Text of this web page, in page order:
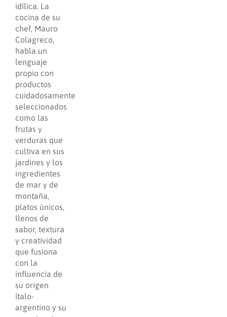
idílica. La
cocina de su
chef, Mauro
Colagreco,
habla un
lenguaje
propio con
productos
cuidadosamente
seleccionados
como las
frutas y
verduras que
cultiva en sus
jardines y los
ingredientes
de mar y de
montaña,
platos únicos,
llenos de
sabor, textura
y creatividad
que fusiona
con la
influencia de
su origen
ítalo-
argentino y su